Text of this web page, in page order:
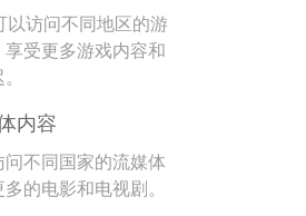
以访问不同地区的游
受更多游戏内容和
内容
不同国家的流媒体
的电影和电视剧。